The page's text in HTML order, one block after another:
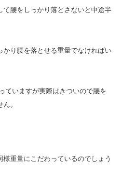
て腰をしっかり落とさないと中途半
かり腰を落とせる重量でなければい
ていますが実際はきついので腰を
。
重量にこだわっているのでしょう